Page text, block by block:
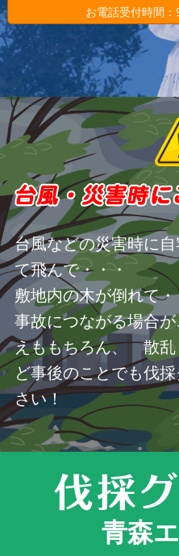
お電話受付時間
台風などの災害時に
て飛んで・・・
敷地内の木が倒れて
事故につながる場合
えももちろん、 散乱
ど事後のことでも伐
さい！
青森